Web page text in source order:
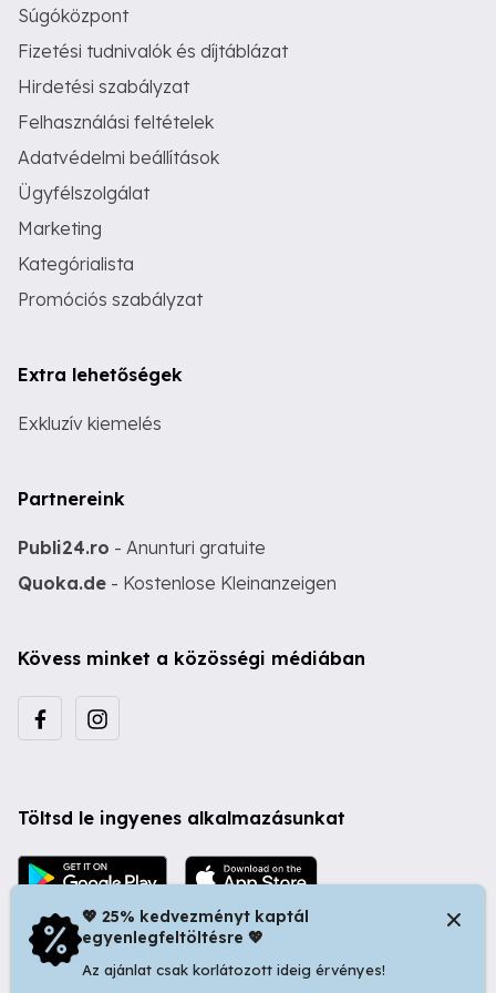
Súgóközpont
Fizetési tudnivalók és díjtáblázat
Hirdetési szabályzat
Felhasználási feltételek
Adatvédelmi beállítások
Ügyfélszolgálat
Marketing
Kategórialista
Promóciós szabályzat
Extra lehetőségek
Exkluzív kiemelés
Partnereink
Publi24.ro - Anunturi gratuite
Quoka.de - Kostenlose Kleinanzeigen
Kövess minket a közösségi médiában
Töltsd le ingyenes alkalmazásunkat
💖 25% kedvezményt kaptál
egyenlegfeltöltésre 💖
Az ajánlat csak korlátozott ideig érvényes!